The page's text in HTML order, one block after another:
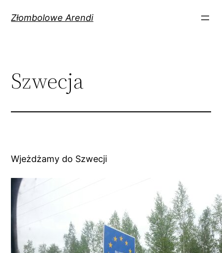
Złombolowe Arendi
Szwecja
Wjeżdżamy do Szwecji